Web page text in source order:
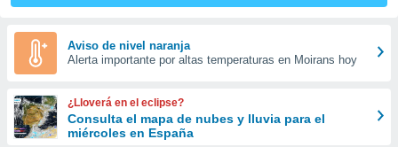
y
forma
digital
basada
Aviso de nivel naranja
Alerta importante por altas temperaturas en Moirans hoy
¿Lloverá en el eclipse?
Consulta el mapa de nubes y lluvia para el
miércoles en España